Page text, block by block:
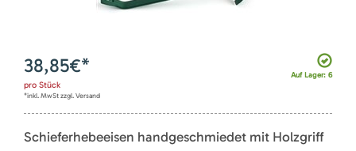
Auf Lager: 6
38,85€*
pro Stück
*inkl. MwSt zzgl. Versand
Schieferhebeeisen handgeschmiedet mit Holzgriff